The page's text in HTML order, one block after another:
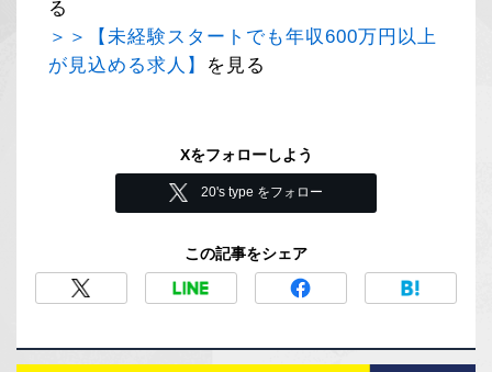
る
＞＞【未経験スタートでも年収600万円以上
が見込める求人】 を見る
Xをフォローしよう
20's type をフォロー
この記事をシェア